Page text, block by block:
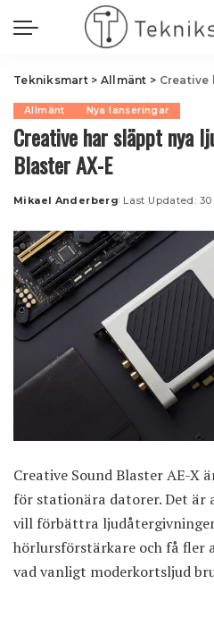
Tekniksmart> Allmänt > Creative har
Allmänt Nya lanseringar
Creative har släppt nya
Blaster AX-E
Posted
Mikael Anderberg Last Updated:
Creative Sound Blaster AE-
för stationära datorer. Det är
vill förbättra
hörlursförstärkare och få fler
vad vanligt moderkortsljud